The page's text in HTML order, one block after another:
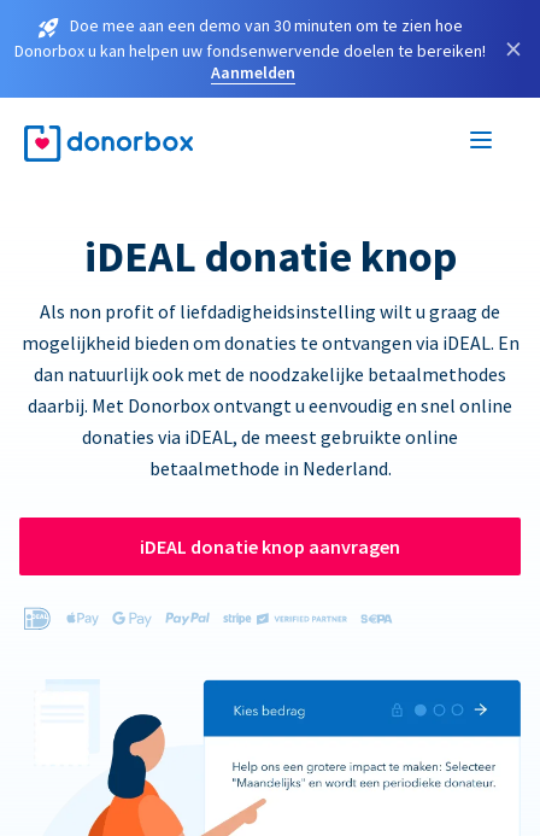
Doe mee aan een demo van 30 minuten om te zien hoe
Donorbox u kan helpen uw fondsenwervende doelen te bereiken!
Aanmelden
×
iDEAL donatie knop
Als non profit of liefdadigheidsinstelling wilt u graag de
mogelijkheid bieden om donaties te ontvangen via iDEAL. En
dan natuurlijk ook met de noodzakelijke betaalmethodes
daarbij. Met Donorbox ontvangt u eenvoudig en snel online
donaties via iDEAL, de meest gebruikte online
betaalmethode in Nederland.
iDEAL donatie knop aanvragen